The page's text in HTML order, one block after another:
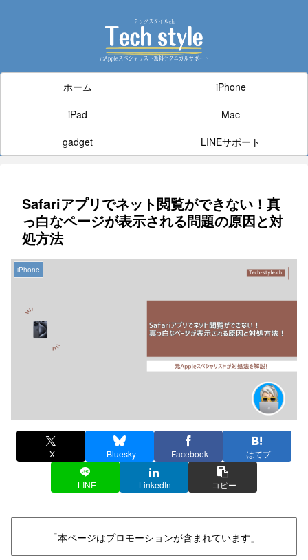
ホーム
iPhone
iPad
Mac
gadget
LINEサポート
Safariアプリでネット閲覧ができない！真
っ白なページが表示される問題の原因と対
処方法
iPhone
X Bluesky Facebook はてブ
LINE LinkedIn コピー
「本ページはプロモーションが含まれています」